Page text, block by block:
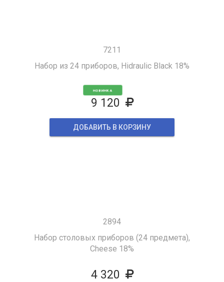
7211
Набор из 24 приборов, Hidraulic Black 18%
НОВИНКА
9 120
ДОБАВИТЬ В КОРЗИНУ
2894
Набор столовых приборов (24 предмета),
Cheese 18%
4 320